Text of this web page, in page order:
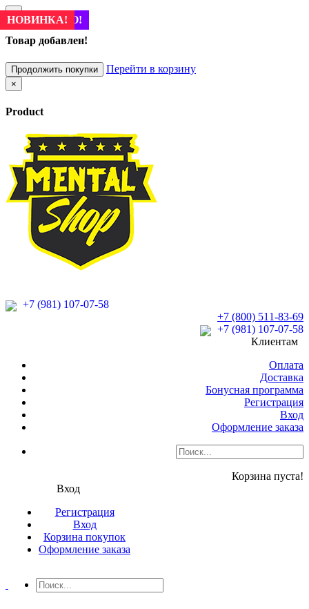
×
Товар добавлен!
Продолжить покупки Перейти в корзину
×
Product
+7 (981) 107-07-58
+7 (800) 511-83-69
+7 (981) 107-07-58
Клиентам
Оплата
Доставка
Бонусная программа
Регистрация
Вход
Оформление заказа
Корзина пуста!
Вход
Регистрация
Вход
Корзина покупок
Оформление заказа
ПОПУЛЯРНО!
НОВИНКА!
НОВИНКА!
НОВИНКА!
ПОПУЛЯРНО!
ПОПУЛЯРНО!
НОВИНКА!
НОВИНКА!
ПОПУЛЯРНО!
НОВИНКА!
НОВИНКА!
НОВИНКА!
ПОПУЛЯРНО!
ПОПУЛЯРНО!
НОВИНКА!
НОВИНКА!